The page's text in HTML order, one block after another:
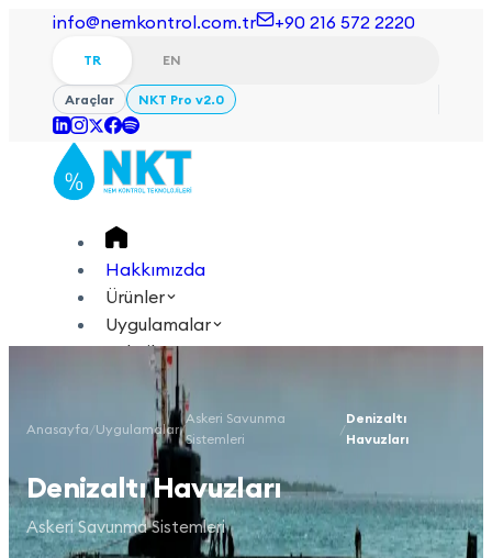
info@nemkontrol.com.tr +90 216 572 2220
TR EN
Araçlar NKT Pro v2.0
Hakkımızda
Ürünler
Uygulamalar
Teknik
Akademi
Giriş Yap İletişime Geçin
Anasayfa /Uygulamalar/
Askeri Savunma
Sistemleri
/
Denizaltı
Havuzları
Denizaltı Havuzları
Askeri Savunma Sistemleri